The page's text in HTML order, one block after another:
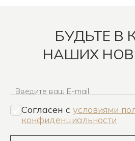
БУДЬТЕ В
НАШИХ
Введите ваш E-mail
Согласен c условиями
конфиденциальности